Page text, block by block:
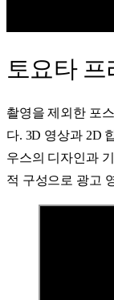
토요타
촬영을 제외한 포
다. 3D 영상과 2D
우스의 디자인과
적 구성으로 광고